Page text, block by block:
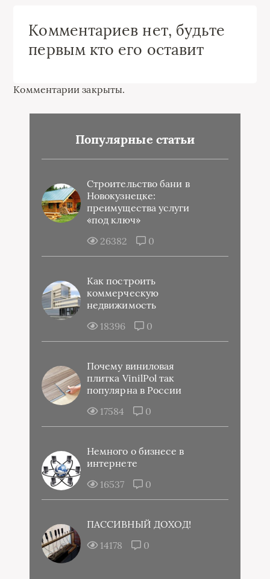
Комментариев нет, будьте
первым кто его оставит
Комментарии закрыты.
Популярные статьи
Строительство бани в
Новокузнецке:
преимущества услуги
«под ключ»
26382
0
Как построить
коммерческую
недвижимость
18396
0
Почему виниловая
плитка VinilPol так
популярна в России
17584
0
Немного о бизнесе в
интернете
16537
0
ПАССИВНЫЙ ДОХОД!
14178
0